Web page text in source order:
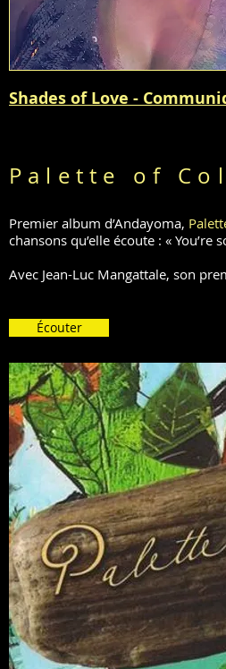
Shades of Love -
Palette of
Premier album d’Andayoma,
chansons qu’elle écoute : «
Avec Jean-Luc Mangattale, son
Écouter